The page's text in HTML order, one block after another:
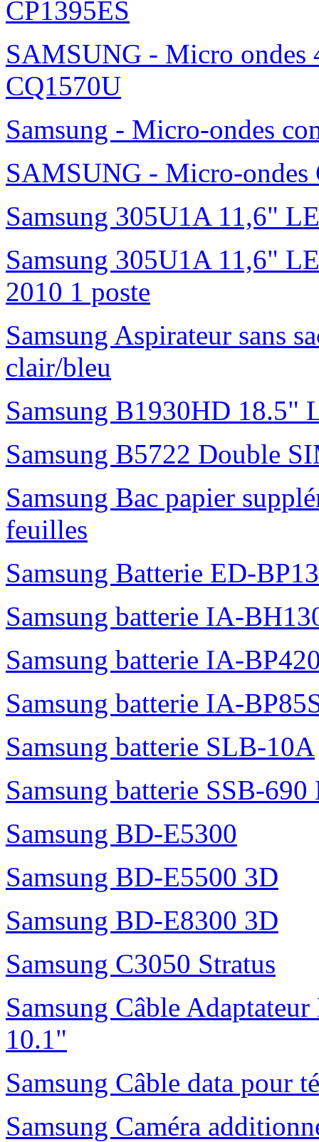
CP1395ES
SAMSUNG - Micro
CQ1570U
Samsung - Micro-ondes
SAMSUNG - Micro-ondes
Samsung 305U1A 11,6"
Samsung 305U1A 11,6"
2010 1 poste
Samsung Aspirateur sans
clair/bleu
Samsung B1930HD 18.5"
Samsung B5722 Double
Samsung Bac papier
feuilles
Samsung Batterie ED-
Samsung batterie IA-
Samsung batterie IA-
Samsung batterie IA-
Samsung batterie SLB-10A
Samsung batterie SSB-690
Samsung BD-E5300
Samsung BD-E5500 3D
Samsung BD-E8300 3D
Samsung C3050 Stratus
Samsung Câble
10.1"
Samsung Câble data pour
Samsung Caméra